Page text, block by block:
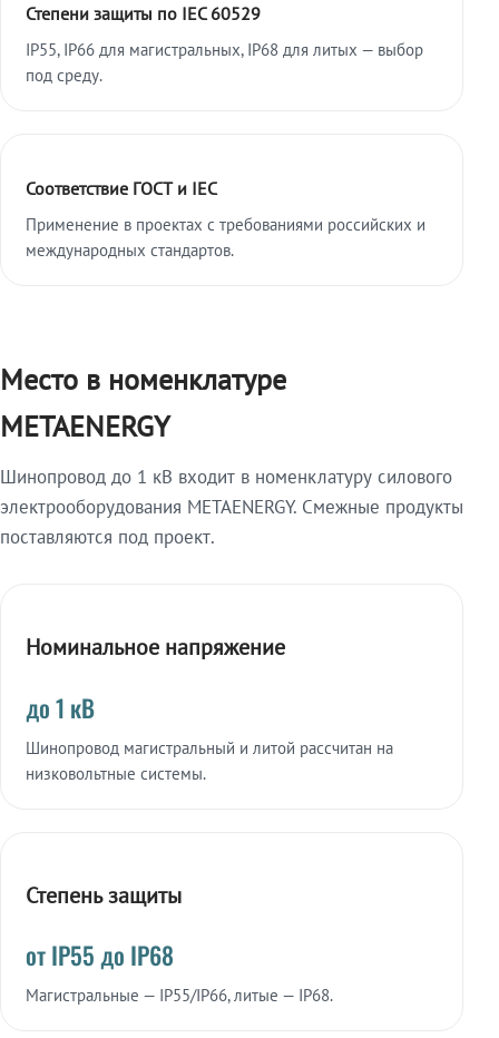
Степени защиты по IEC 60529
IP55, IP66 для магистральных, IP68 для литых — выбор
под среду.
Соответствие ГОСТ и IEC
Применение в проектах с требованиями российских и
международных стандартов.
Место в номенклатуре
METAENERGY
Шинопровод до 1 кВ входит в номенклатуру силового
электрооборудования METAENERGY. Смежные продукты
поставляются под проект.
Номинальное напряжение
до 1 кВ
Шинопровод магистральный и литой рассчитан на
низковольтные системы.
Степень защиты
от IP55 до IP68
Магистральные — IP55/IP66, литые — IP68.